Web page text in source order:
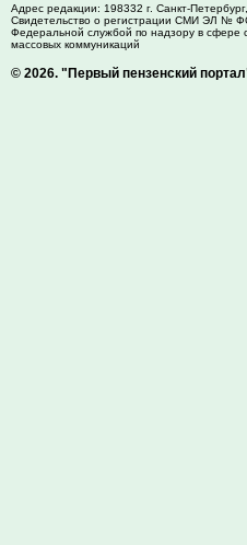
Адрес редакции: 198332 г. Санкт-Петербург,
Свидетельство о регистрации СМИ ЭЛ №
Федеральной службой по надзору в сфере
массовых коммуникаций
© 2026. "Первый пензенский